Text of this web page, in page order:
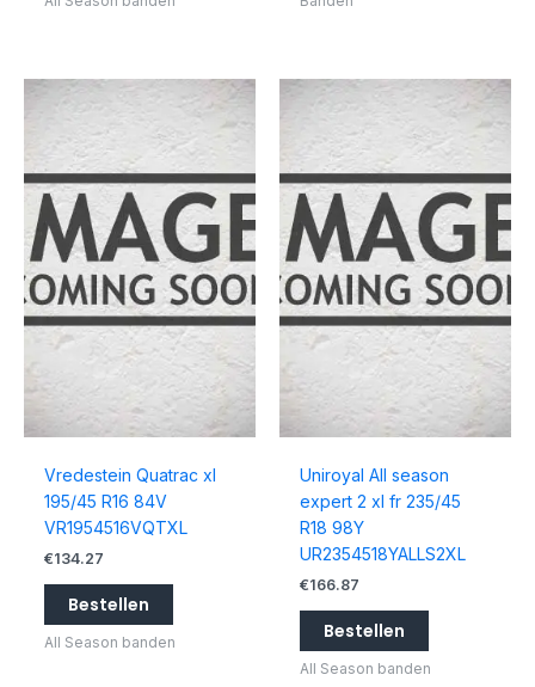
Vredestein Quatrac xl
195/45 R16 84V
VR1954516VQTXL
€134.27
Bestellen
All Season banden
Uniroyal All season
expert 2 xl fr 235/45
R18 98Y
UR2354518YALLS2XL
€166.87
Bestellen
All Season banden